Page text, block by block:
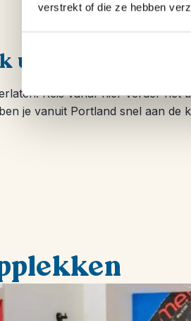
verstrekt of die ze hebben
uit Portland
Reis vanaf hier verder het
je vanuit Portland snel aan de